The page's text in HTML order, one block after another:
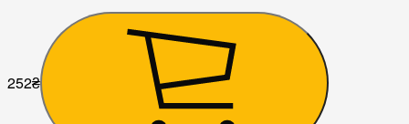
252₴